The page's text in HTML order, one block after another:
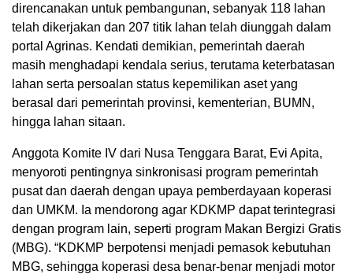
direncanakan untuk pembangunan, sebanyak 118 lahan
telah dikerjakan dan 207 titik lahan telah diunggah dalam
portal Agrinas. Kendati demikian, pemerintah daerah
masih menghadapi kendala serius, terutama keterbatasan
lahan serta persoalan status kepemilikan aset yang
berasal dari pemerintah provinsi, kementerian, BUMN,
hingga lahan sitaan.
Anggota Komite IV dari Nusa Tenggara Barat, Evi Apita,
menyoroti pentingnya sinkronisasi program pemerintah
pusat dan daerah dengan upaya pemberdayaan koperasi
dan UMKM. Ia mendorong agar KDKMP dapat terintegrasi
dengan program lain, seperti program Makan Bergizi Gratis
(MBG). “KDKMP berpotensi menjadi pemasok kebutuhan
MBG, sehingga koperasi desa benar-benar menjadi motor